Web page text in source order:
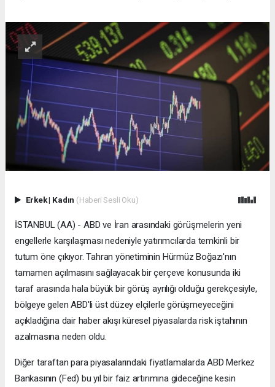
Erkek| Kadın (Haberi Sesli Oku)
İSTANBUL (AA) - ABD ve İran arasındaki görüşmelerin yeni
engellerle karşılaşması nedeniyle yatırımcılarda temkinli bir
tutum öne çıkıyor. Tahran yönetiminin Hürmüz Boğazı'nın
tamamen açılmasını sağlayacak bir çerçeve konusunda iki
taraf arasında hala büyük bir görüş ayrılığı olduğu gerekçesiyle,
bölgeye gelen ABD'li üst düzey elçilerle görüşmeyeceğini
açıkladığına dair haber akışı küresel piyasalarda risk iştahının
azalmasına neden oldu.
Diğer taraftan para piyasalarındaki fiyatlamalarda ABD Merkez
Bankasının (Fed) bu yıl bir faiz artırımına gideceğine kesin